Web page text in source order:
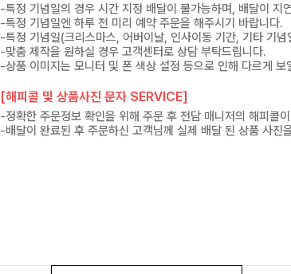
-특정 기념일의 경우 시간 지정 배달이 불가능하며, 배달이 지
-특정 기념일엔 하루 전 미리 예약 주문을 해주시기 바랍니다.
-특정 기념일(크리스마스, 어버이날, 인사이동 기간, 기타 기념
-맞춤 제작을 원하실 경우 고객센터로 상담 부탁드립니다.
-상품 이미지는 모니터 및 폰 색상 설정 등으로 인해 다르게 보
[해피콜 및 상품사진 문자 SERVICE]
-정확한 주문정보 확인을 위해 주문 후 전담 매니저의 해피콜
-배달이 완료된 후 주문하신 고객님께 실제 배달 된 상품 사진